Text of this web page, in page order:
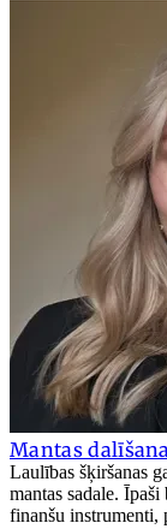
Mantas
Laulības šķiršanas
mantas sadale.
finanšu instrumenti,